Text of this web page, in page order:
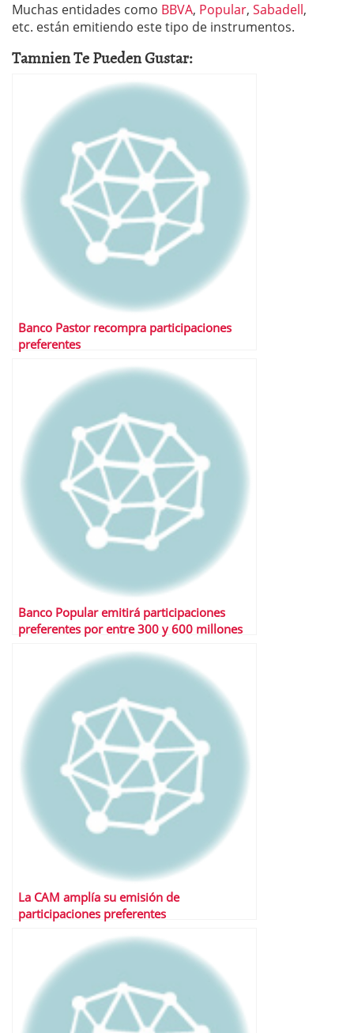
Muchas entidades como BBVA, Popular, Sabadell,
etc. están emitiendo este tipo de instrumentos.
Tamnien Te Pueden Gustar:
Banco Pastor recompra participaciones
preferentes
Banco Popular emitirá participaciones
preferentes por entre 300 y 600 millones
La CAM amplía su emisión de
participaciones preferentes